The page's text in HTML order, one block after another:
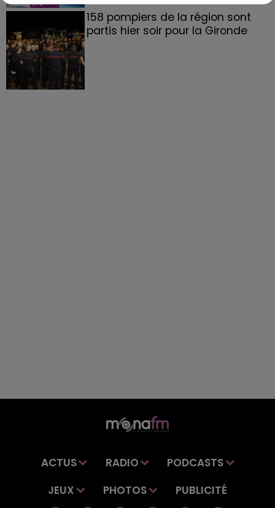
158 pompiers de la région sont
partis hier soir pour la Gironde
ACTUS RADIO
PODCASTS
JEUX
PHOTOS PUBLICITÉ